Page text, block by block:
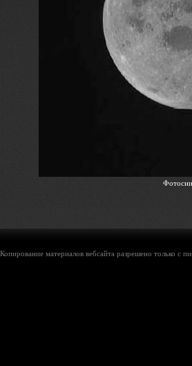
Копирование материалов вебсайта разрешено только с